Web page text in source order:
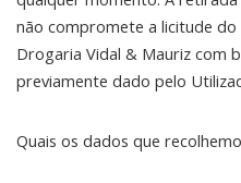
não compromete a licitude
Drogaria Vidal & Mauriz com
previamente dado pelo
Quais os dados que